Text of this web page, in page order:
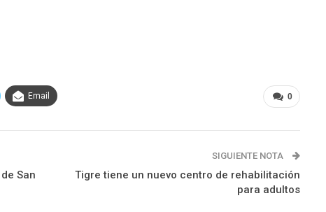
0
Email
San
SIGUIENTE NOTA
Tigre tiene un nuevo centro de rehabilitación
para adultos